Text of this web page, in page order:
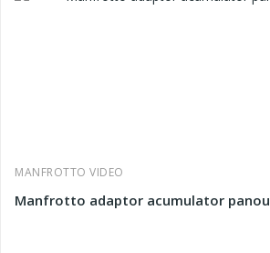
MANFROTTO VIDEO
Manfrotto adaptor acumulator panou